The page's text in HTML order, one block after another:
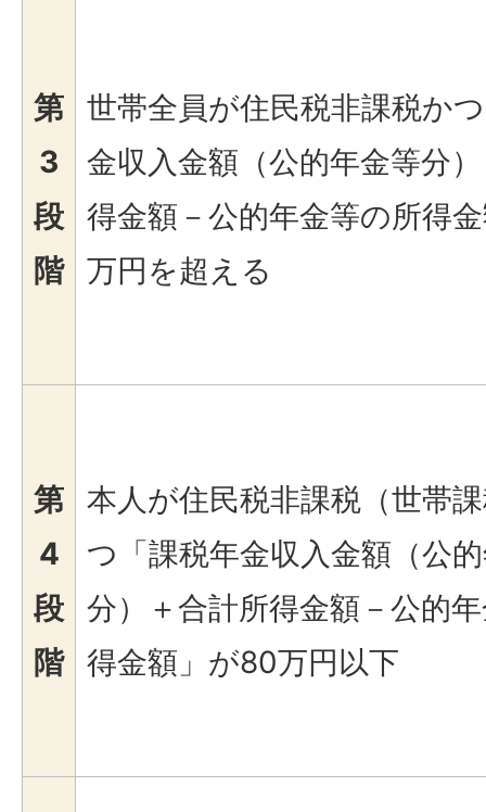
第
3
段
階
世帯全員が住民税非課税か
金収入金額（公的年金等分
得金額－公的年金等の所得
万円を超える
第
4
段
階
本人が住民税非課税（世帯
つ「課税年金収入金額（公
分）＋合計所得金額－公的
得金額」が80万円以下